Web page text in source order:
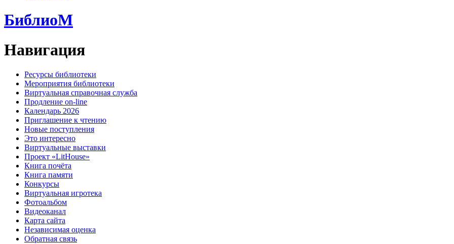
БиблиоМ
Навигация
Ресурсы библиотеки
Мероприятия библиотеки
Виртуальная справочная служба
Продление on-line
Календарь 2026
Приглашение к чтению
Новые поступления
Это интересно
Виртуальные выставки
Проект «LitHouse»
Книга почёта
Книга памяти
Конкурсы
Виртуальная игротека
Фотоальбом
Видеоканал
Карта сайта
Независимая оценка
Обратная связь